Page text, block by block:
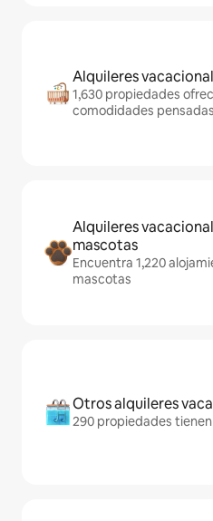
Alquileres
1,630 propiedades
comodidades
Alquileres
mascotas
Encuentra 1,220
mascotas
Otros alquileres
290 propiedades